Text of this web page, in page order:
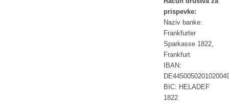
prispevke:
Naziv banke:
Frankfurter
Sparkasse 1822,
Frankfurt
IBAN:
BIC: HELADEF
1822